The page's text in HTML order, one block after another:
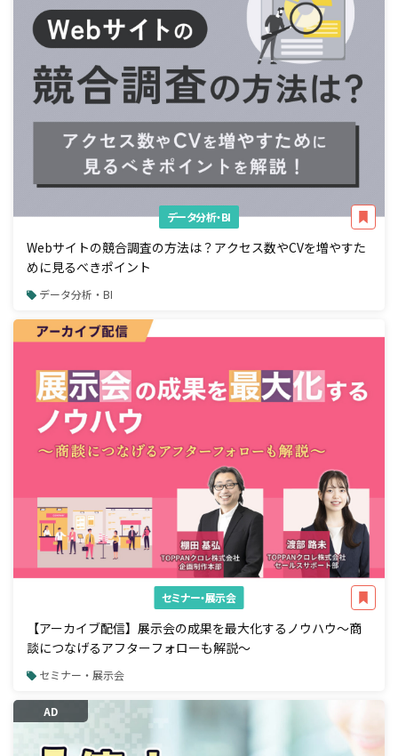
データ分析・BI
Webサイトの競合調査の方法は？アクセス数やCVを増やすた
めに見るべきポイント
データ分析・BI
セミナー・展示会
【アーカイブ配信】展示会の成果を最大化するノウハウ～商
談につなげるアフターフォローも解説～
セミナー・展示会
AD